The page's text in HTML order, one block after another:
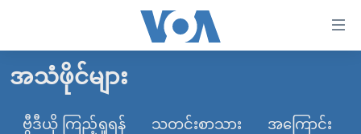
လွယ်ကူ
သည့်
မူလစာမျက်နှာ
မြန်မာ
အသံဖိုင်များ
ဗွီဒီယို ကြည့်ရှုရန် သတင်းစာသား အကြောင်း